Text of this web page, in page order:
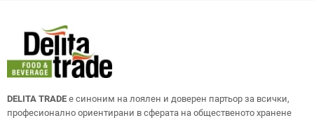
DELITA TRADE е синоним на лоялен и доверен партьор за всички,
професионално ориентирани в сферата на общественото хранене